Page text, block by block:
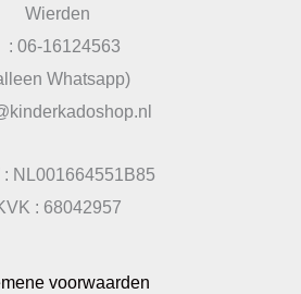
Wierden
: 06-16124563
Whatsapp)
: NL001664551B85
: 68042957
voorwaarden